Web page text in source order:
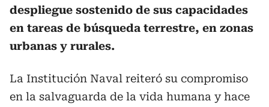
despliegue sostenido de sus capacidades
en tareas de búsqueda terrestre, en zonas
urbanas y rurales.
La Institución Naval reiteró su compromiso
en la salvaguarda de la vida humana y hace